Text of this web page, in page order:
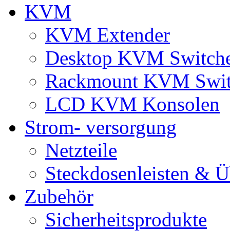
KVM
KVM Extender
Desktop KVM
Rackmount KVM
LCD KVM Konsolen
Strom- versorgung
Netzteile
Steckdosenleisten &
Zubehör
Sicherheitsprodukte